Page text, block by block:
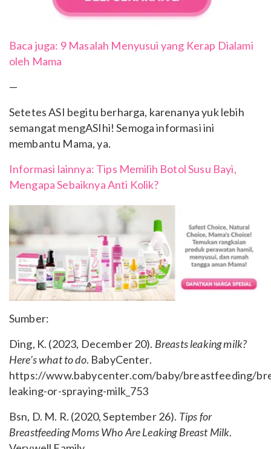
Baca juga: 9 Masalah Menyusui yang Kerap Dialami
oleh Mama
—
Setetes ASI begitu berharga, karenanya yuk lebih
semangat mengASIhi! Semoga informasi ini
membantu Mama, ya.
Informasi lainnya: Tips Memilih Botol Susu Bayi,
Mengapa Sebaiknya Anti Kolik?
Sumber:
Ding, K. (2023, December 20). Breasts leaking milk?
Here’s what to do. BabyCenter.
https://www.babycenter.com/baby/breastfeeding/
leaking-or-spraying-milk_753
Bsn, D. M. R. (2020, September 26). Tips for
Breastfeeding Moms Who Are Leaking Breast Milk.